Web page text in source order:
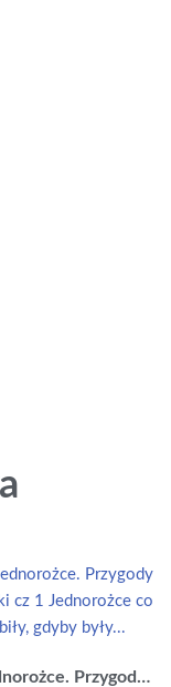
Moje jednorożce. Przygody we wzorki cz 1 Jednorożce co by robiły, gdyby były…